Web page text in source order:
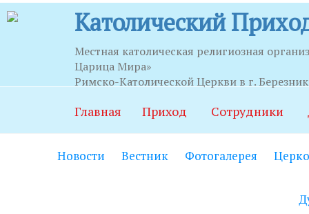
Католический
Местная католическая религиозная
Царица Мира»
Римско-Католической Церкви в г.
Главная Приход Сотрудники
Новости Вестник Фотогалерея
Часы приема
Храм:Главный вход на
Часовня Св.Серафима Саровского: